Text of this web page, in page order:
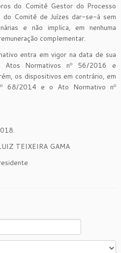
do Comitê Gestor do Processo
do Comitê de Juízes dar-se-á sem
e não implica, em nenhuma
complementar.
entra em vigor na data de sua
Atos Normativos nº 56/2016 e
os dispositivos em contrário, em
68/2014 e o Ato Normativo nº
TEIXEIRA GAMA